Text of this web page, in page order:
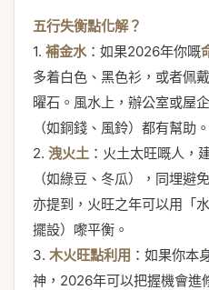
五行失衡點化解？
1. 補金水：如果2026年你嘅
多着白色、黑色衫，或者佩
曜石。風水上，辦公室或屋
（如銅錢、風鈴）都有幫助。
2. 洩火土 ：火土太旺嘅人，
（如綠豆、冬瓜），同埋避
亦提到，火旺之年可以用「
擺設）嚟平衡。
3. 木火旺點利用 ：如果你本
神，2026年可以把握機會進